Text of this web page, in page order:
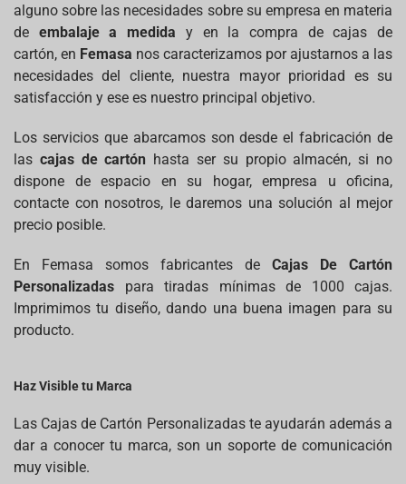
alguno sobre las necesidades sobre su empresa en materia
de embalaje a medida y en la compra de cajas de
cartón, en Femasa nos caracterizamos por ajustarnos a las
necesidades del cliente, nuestra mayor prioridad es su
satisfacción y ese es nuestro principal objetivo.
Los servicios que abarcamos son desde el fabricación de
las cajas de cartón hasta ser su propio almacén, si no
dispone de espacio en su hogar, empresa u oficina,
contacte con nosotros, le daremos una solución al mejor
precio posible.
En Femasa somos fabricantes de Cajas De Cartón
Personalizadas para tiradas mínimas de 1000 cajas.
Imprimimos tu diseño, dando una buena imagen para su
producto.
Haz Visible tu Marca
Las Cajas de Cartón Personalizadas te ayudarán además a
dar a conocer tu marca, son un soporte de comunicación
muy visible.